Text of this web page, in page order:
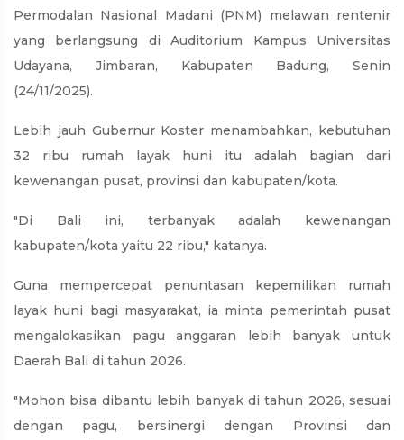
Permodalan Nasional Madani (PNM) melawan rentenir
yang berlangsung di Auditorium Kampus Universitas
Udayana, Jimbaran, Kabupaten Badung, Senin
(24/11/2025).
Lebih jauh Gubernur Koster menambahkan, kebutuhan
32 ribu rumah layak huni itu adalah bagian dari
kewenangan pusat, provinsi dan kabupaten/kota.
"Di Bali ini, terbanyak adalah kewenangan
kabupaten/kota yaitu 22 ribu," katanya.
Guna mempercepat penuntasan kepemilikan rumah
layak huni bagi masyarakat, ia minta pemerintah pusat
mengalokasikan pagu anggaran lebih banyak untuk
Daerah Bali di tahun 2026.
"Mohon bisa dibantu lebih banyak di tahun 2026, sesuai
dengan pagu, bersinergi dengan Provinsi dan